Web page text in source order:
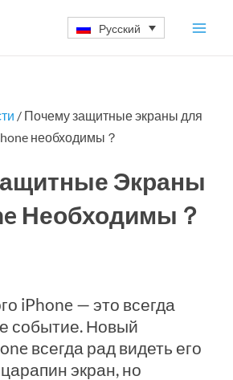
Русский
/ Почему защитные экраны для
необходимы？
Экраны
Необходимы？
iPhone — это всегда
событие. Новый
всегда рад видеть его
экран, но